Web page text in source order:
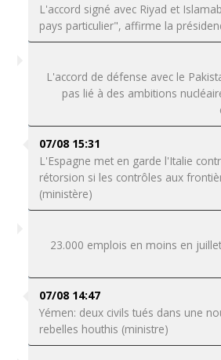
L'accord signé avec Riyad et
pays particulier", affirme la
L'accord de défense avec le
pas lié à des ambitions
07/08 15:31
L'Espagne met en garde l'Italie
rétorsion si les contrôles aux
(ministère)
23.000 emplois en moins en
07/08 14:47
Yémen: deux civils tués dans une
rebelles houthis (ministre)